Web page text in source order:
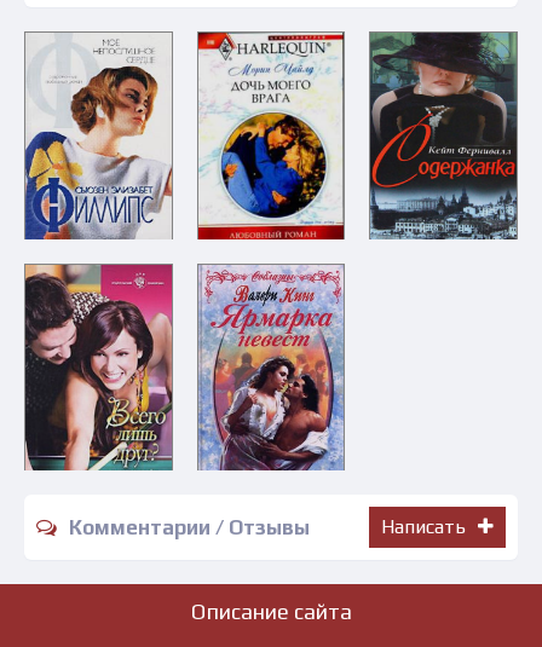
Комментарии / Отзывы Написать
Описание сайта